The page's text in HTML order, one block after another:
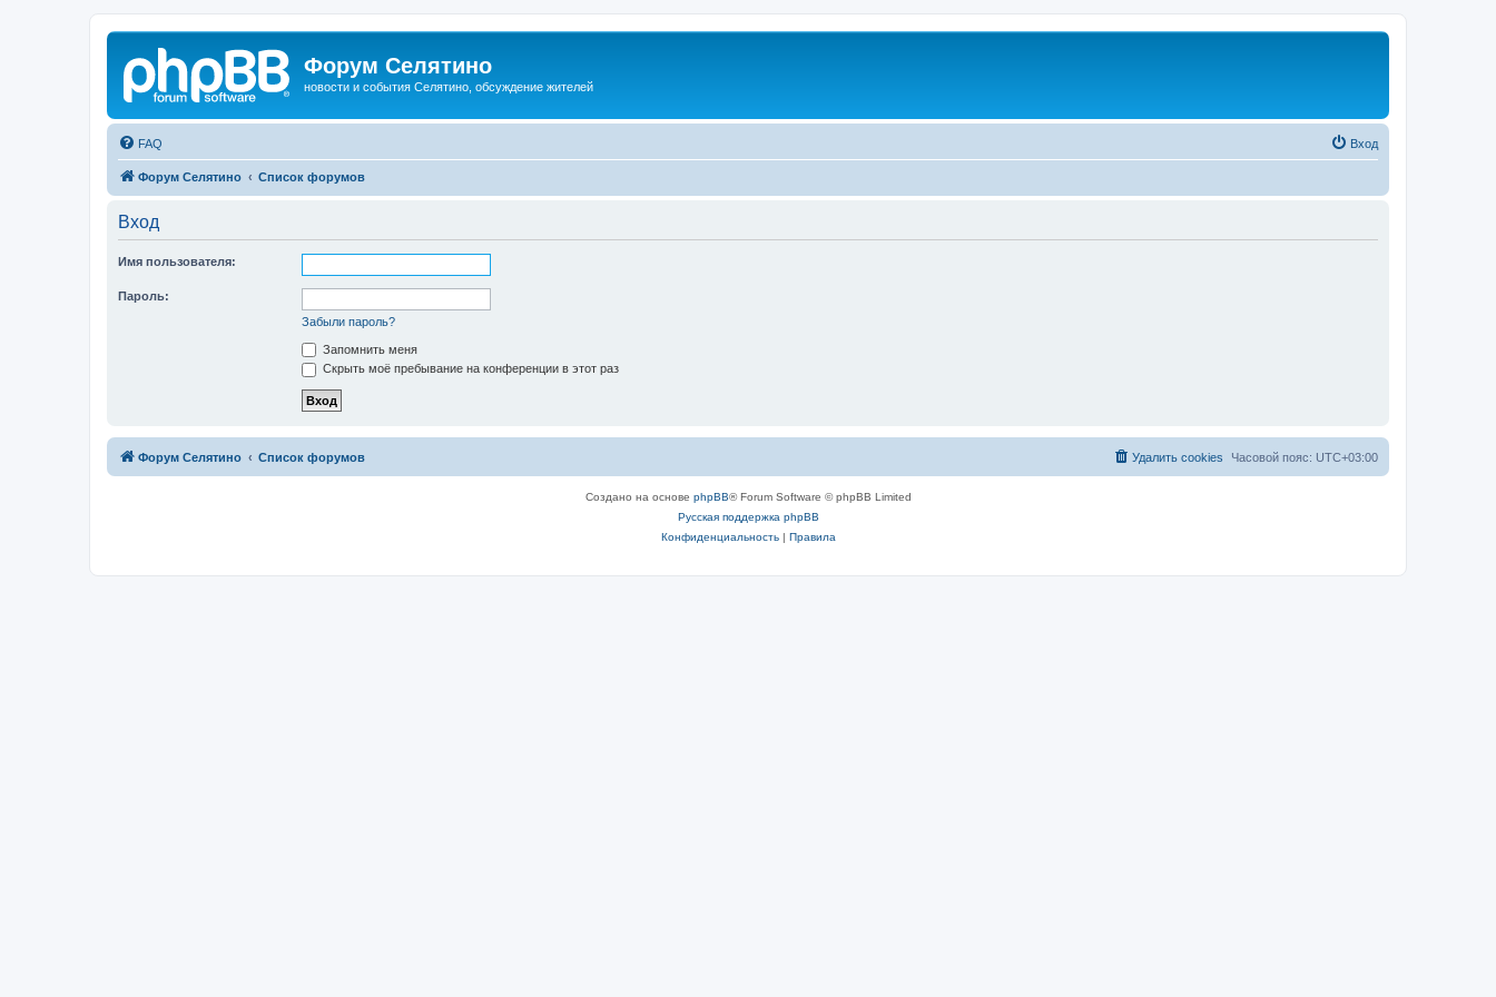
Форум Селятино
новости и события Селятино, обсуждение жителей
FAQ Вход
Форум Селятино Список форумов
Вход
Имя пользователя:
Пароль:
Забыли пароль?
Запомнить меня
Скрыть моё пребывание на конференции в этот раз
Форум Селятино Список форумов Часовой пояс: UTC+03:00
Удалить cookies
Создано на основе phpBB® Forum Software © phpBB Limited
Русская поддержка phpBB
Конфиденциальность| Правила